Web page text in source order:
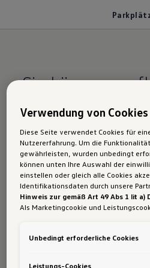
Sie können
Parkplätzen zu
Volkswagen
macht das für
Suchen Sie bequem und
Nähe. Das Infotainment-
Volkswagen Nutzfahrzeug
Verwendung von Cookies
Diese Seite verwendet Cookies für
Nutzererfahrung. Um die
gewährleisten, wurden unbedingt
können unten Ihre Auswahl der
einstellen oder gleich alle Cookies
Identifikationsdaten durch unsere
Hinweis zur gemäß Art 49 Abs 1 lit a)
Als Marketingcookie und
Daten in die USA (insbesondere dort
Unbedingt erforderliche Cookies
Leistungs-Cookies